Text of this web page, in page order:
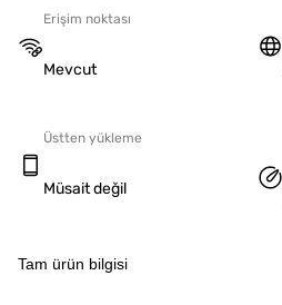
Erişim noktası
Mevcut
Üstten yükleme
Müsait değil
Tam ürün bilgisi